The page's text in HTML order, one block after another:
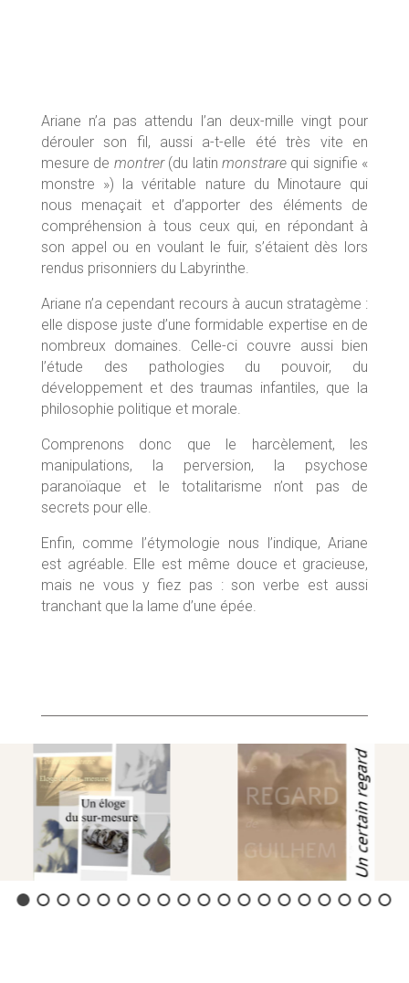
Ariane n’a pas attendu l’an deux-mille vingt pour
dérouler son fil, aussi a-t-elle été très vite en
mesure de montrer(du latin monstrarequi signifie «
monstre ») la véritable nature du Minotaure qui
nous menaçait et d’apporter des éléments de
compréhension à tous ceux qui, en répondant à
son appel ou en voulant le fuir, s’étaient dès lors
rendus prisonniers du Labyrinthe.
Ariane n’a cependant recours à aucun stratagème :
elle dispose juste d’une formidable expertise en de
nombreux domaines. Celle-ci couvre aussi bien
l’étude des pathologies du pouvoir, du
développement et des traumas infantiles, que la
philosophie politique et morale.
Comprenons donc que le harcèlement, les
manipulations, la perversion, la psychose
paranoïaque et le totalitarisme n’ont pas de
secrets pour elle.
Enfin, comme l’étymologie nous l’indique, Ariane
est agréable. Elle est même douce et gracieuse,
mais ne vous y fiez pas : son verbe est aussi
tranchant que la lame d’une épée.